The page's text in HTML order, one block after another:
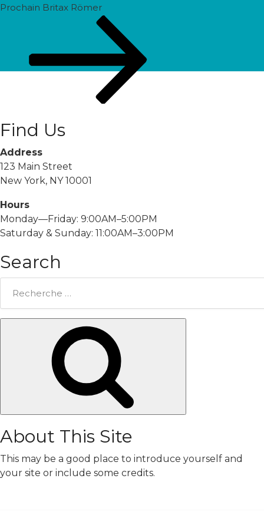
Prochain
Prochain Britax Römer
Find Us
Address
123 Main Street
New York, NY 10001
Hours
Monday—Friday: 9:00AM–5:00PM
Saturday & Sunday: 11:00AM–3:00PM
Search
About This Site
This may be a good place to introduce yourself and
your site or include some credits.